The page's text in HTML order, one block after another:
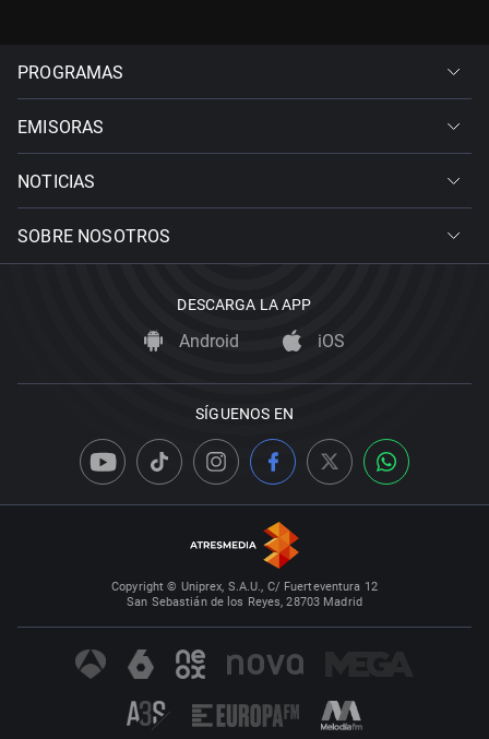
PROGRAMAS
EMISORAS
NOTICIAS
SOBRE NOSOTROS
DESCARGA LA APP
Android iOS
SÍGUENOS EN
Copyright © Uniprex, S.A.U., C/ Fuerteventura 12
San Sebastián de los Reyes, 28703 Madrid